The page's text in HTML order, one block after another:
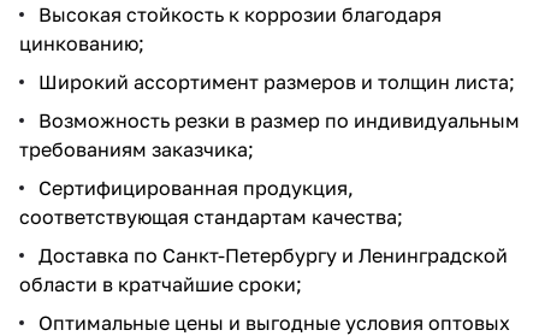
Высокая стойкость к коррозии благодаря
цинкованию;
Широкий ассортимент размеров и толщин листа;
Возможность резки в размер по индивидуальным
требованиям заказчика;
Сертифицированная продукция,
соответствующая стандартам качества;
Доставка по Санкт-Петербургу и Ленинградской
области в кратчайшие сроки;
Оптимальные цены и выгодные условия оптовых